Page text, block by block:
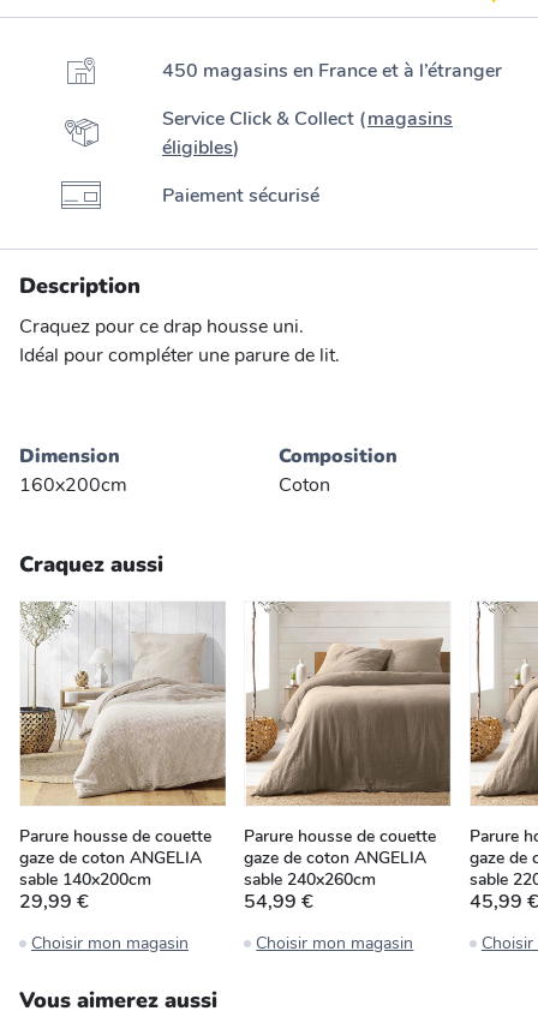
450 magasins en France et à l’étranger
Service Click & Collect (magasins
éligibles)
Paiement sécurisé
Description
Craquez pour ce drap housse uni.
Idéal pour compléter une parure de lit.
Dimension
160x200cm
Composition
Coton
Craquez aussi
Parure housse de couette
gaze de coton ANGELIA
sable 140x200cm
29,99 €
Choisir mon magasin
Parure housse de couette
gaze de coton ANGELIA
sable 240x260cm
54,99 €
Choisir mon magasin
Parure
gaze de
sable
45,99 €
Vous aimerez aussi